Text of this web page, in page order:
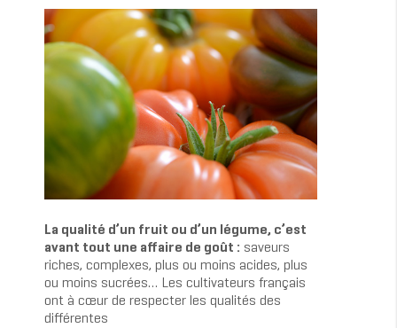
La qualité d’un fruit ou d’un légume, c’est
avant tout une affaire de goût : saveurs
riches, complexes, plus ou moins acides, plus
ou moins sucrées… Les cultivateurs français
ont à cœur de respecter les qualités des
différentes